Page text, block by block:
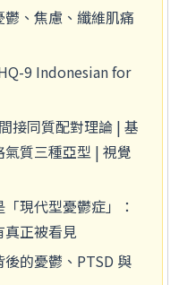
、焦慮、纖維肌痛
9 Indonesian for
接同質配對理論 | 基
質三種亞型 | 視覺
現代型憂鬱症」：
正被看見
的憂鬱、PTSD 與